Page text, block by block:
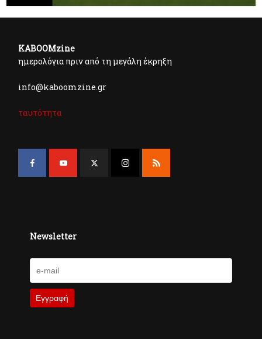
KABOOMzine
ημερολόγια πριν από τη μεγάλη έκρηξη
info@kaboomzine.gr
ταυτότητα
Newsletter